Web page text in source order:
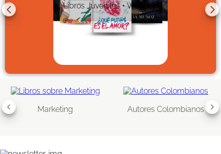
Libros Juveniles + Wattpad
Marketing Autores Colombianos